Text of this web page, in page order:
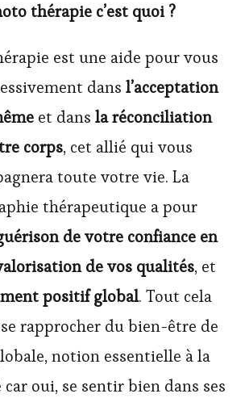
thérapie c’est quoi ?
est une aide pour vous
dans l’acceptation
et dans la réconciliation
corps, cet allié qui vous
toute votre vie. La
thérapeutique a pour
de votre confiance en
de vos qualités, et
positif global. Tout cela
rapprocher du bien-être de
notion essentielle à la
oui, se sentir bien dans ses